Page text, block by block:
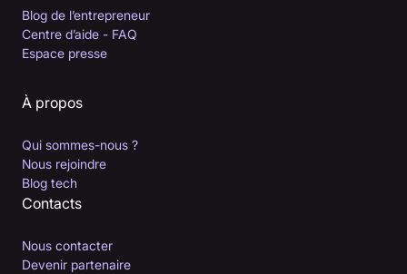
Blog de l’entrepreneur
Centre d’aide - FAQ
Espace presse
À propos
Qui sommes-nous ?
Nous rejoindre
Blog tech
Contacts
Nous contacter
Devenir partenaire